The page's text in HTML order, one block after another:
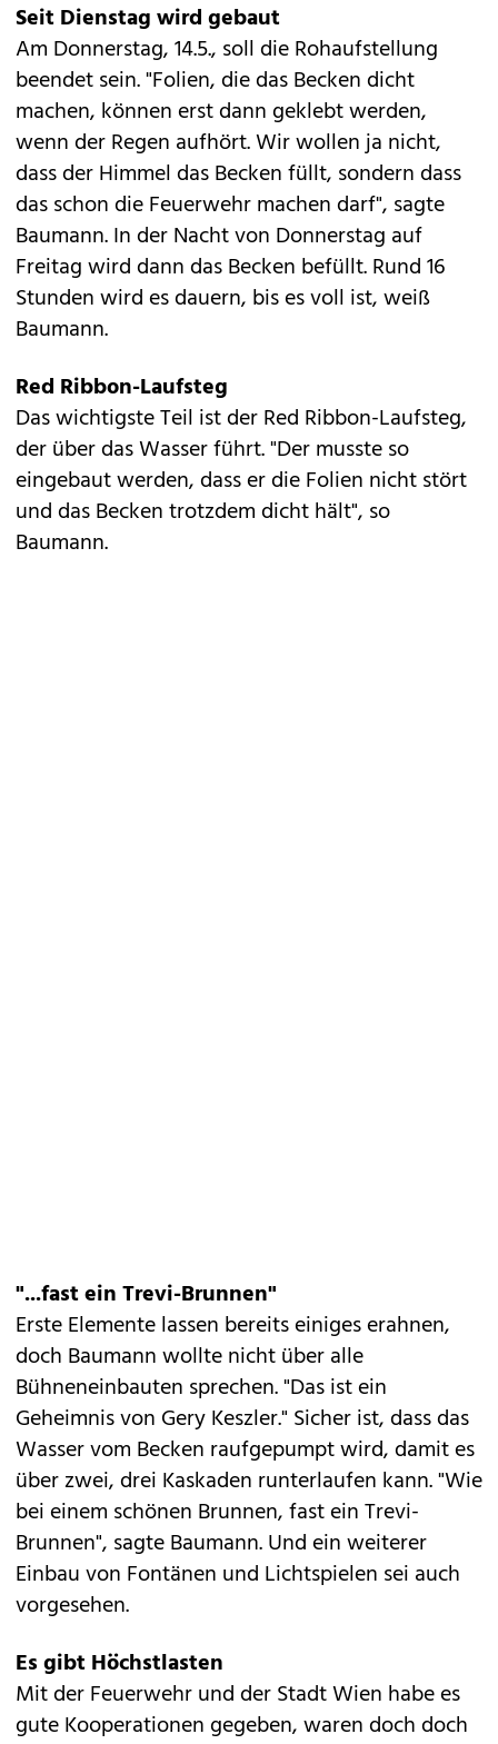
Seit Dienstag wird gebaut
Am Donnerstag, 14.5., soll die Rohaufstellung
beendet sein. "Folien, die das Becken dicht
machen, können erst dann geklebt werden,
wenn der Regen aufhört. Wir wollen ja nicht,
dass der Himmel das Becken füllt, sondern dass
das schon die Feuerwehr machen darf", sagte
Baumann. In der Nacht von Donnerstag auf
Freitag wird dann das Becken befüllt. Rund 16
Stunden wird es dauern, bis es voll ist, weiß
Baumann.
Red Ribbon-Laufsteg
Das wichtigste Teil ist der Red Ribbon-Laufsteg,
der über das Wasser führt. "Der musste so
eingebaut werden, dass er die Folien nicht stört
und das Becken trotzdem dicht hält", so
Baumann.
"...fast ein Trevi-Brunnen"
Erste Elemente lassen bereits einiges erahnen,
doch Baumann wollte nicht über alle
Bühneneinbauten sprechen. "Das ist ein
Geheimnis von Gery Keszler." Sicher ist, dass das
Wasser vom Becken raufgepumpt wird, damit es
über zwei, drei Kaskaden runterlaufen kann. "Wie
bei einem schönen Brunnen, fast ein Trevi-
Brunnen", sagte Baumann. Und ein weiterer
Einbau von Fontänen und Lichtspielen sei auch
vorgesehen.
Es gibt Höchstlasten
Mit der Feuerwehr und der Stadt Wien habe es
gute Kooperationen gegeben, waren doch doch